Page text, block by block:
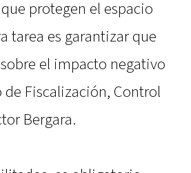
protegen el espacio
tarea es garantizar que
el impacto negativo
de Fiscalización, Control
Bergara.